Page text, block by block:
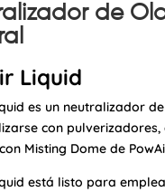
de
Liquid
es un neutralizador
con
Misting Dome de
está listo para